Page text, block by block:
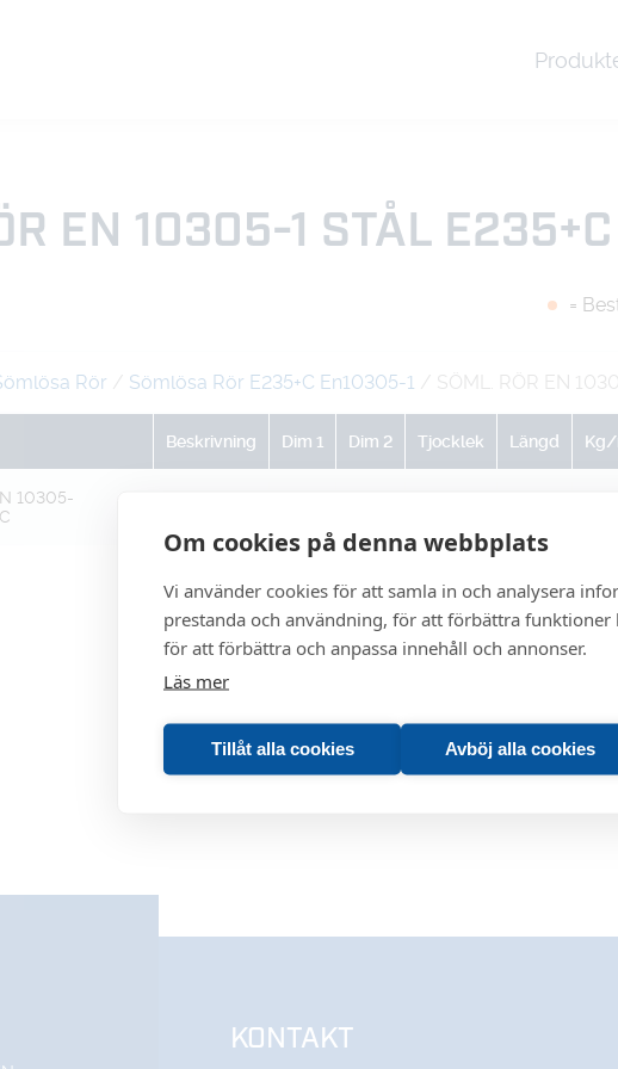
Om cookies på denna webbplats
Vi använder cookies för att samla in och analysera
prestanda och användning, för att förbättra
för att förbättra och anpassa innehåll och annonser.
Läs mer
Tillåt alla cookies Avböj alla cookies
EN 10305-1 STÅL E235+C
=
Rör / Sömlösa Rör E235+C En10305-1 / SÖML. RÖR EN
Beskrivning Dim 1 Dim 2 Tjocklek Längd Kg/
10305-
KONTAKT